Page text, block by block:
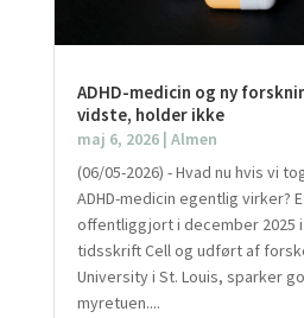
ADHD-medicin og ny
vidste, holder ikke
maj 6, 2026| Almen
(06/05-2026) - Hvad nu hvis vi
ADHD-medicin egentlig virker?
offentliggjort i december 2025
tidsskrift Cell og udført af
University i St. Louis, sparker
myretuen....